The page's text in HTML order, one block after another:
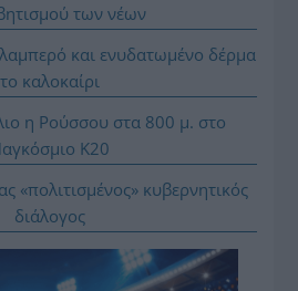
των νέων
και ενυδατωμένο δέρμα
το καλοκαίρι
η Ρούσσου στα 800 μ. στο
Κ20
«πολιτισμένος» κυβερνητικός
διάλογος